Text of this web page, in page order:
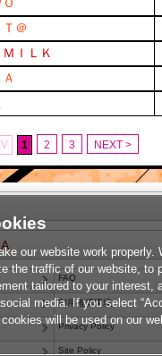
＠
ＩＬＫ
1 2 3 NEXT >
FAQ
利用推奨環境
Privacy Policy
Site Policy
our website work properly.
the traffic of our website, to
tailored to your interest,
media. If you select
will be used on our